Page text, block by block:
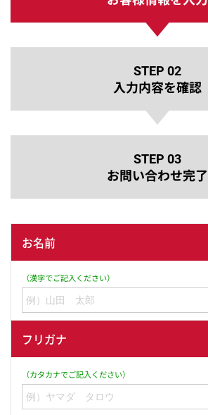
STEP 02
入力内容を確認
STEP 03
お問い合わせ完了
お名前
（漢字でご記入ください）
フリガナ
（カタカナでご記入ください）